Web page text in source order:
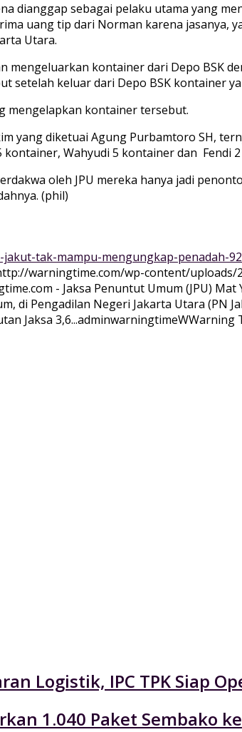
dianggap sebagai pelaku utama yang
uang tip dari Norman karena jasanya,
Utara.
kontainer dari Depo BSK
setelah keluar dari Depo BSK kontainer
mengelapkan kontainer tersebut.
yang diketuai Agung Purbamtoro SH,
kontainer, Wahyudi 5 kontainer dan
oleh JPU mereka hanya jadi
(phil)
tak-mampu-mengungkap-penadah-
warningtime.com/wp-content/uploads/
- Jaksa Penuntut Umum (JPU)
di Pengadilan Negeri Jakarta Utara (PN
Jaksa 3,6...adminwarningtimeWWarning
Logistik, IPC TPK Siap
1.040 Paket Sembako